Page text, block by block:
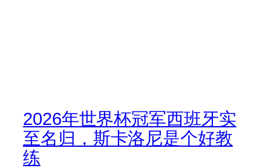
2026年世界杯冠军西班牙实
至名归，斯卡洛尼是个好教
练